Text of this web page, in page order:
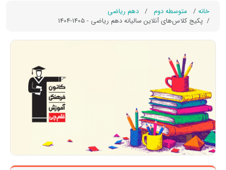
خانه متوسطه دوم
دهم ریاضی
پکیج کلاس‌های آنلاین سالیانه دهم ریاضی - 1405-1404